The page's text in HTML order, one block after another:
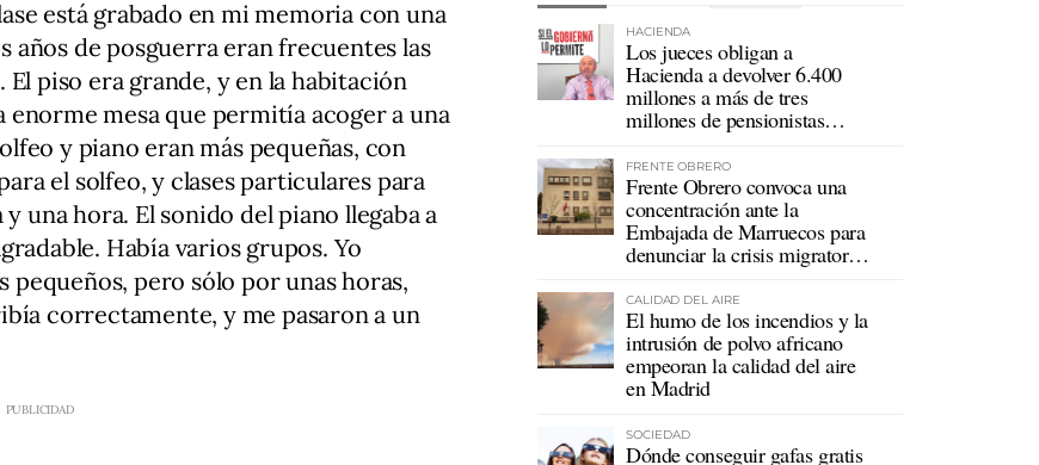
está grabado en mi memoria con una
años de posguerra eran frecuentes las
piso era grande, y en la habitación
enorme mesa que permitía acoger a una
y piano eran más pequeñas, con
el solfeo, y clases particulares para
una hora. El sonido del piano llegaba a
Había varios grupos. Yo
pequeños, pero sólo por unas horas,
correctamente, y me pasaron a un
HACIENDA
Los jueces obligan a
Hacienda a devolver 6.400
millones a más de tres
millones de pensionistas
FRENTE OBRERO
Frente Obrero convoca una
concentración ante la
Embajada de Marruecos para
denunciar la crisis migratoria
CALIDAD DEL AIRE
El humo de los incendios y la
intrusión de polvo africano
empeoran la calidad del aire
en Madrid
SOCIEDAD
Dónde conseguir gafas gratis